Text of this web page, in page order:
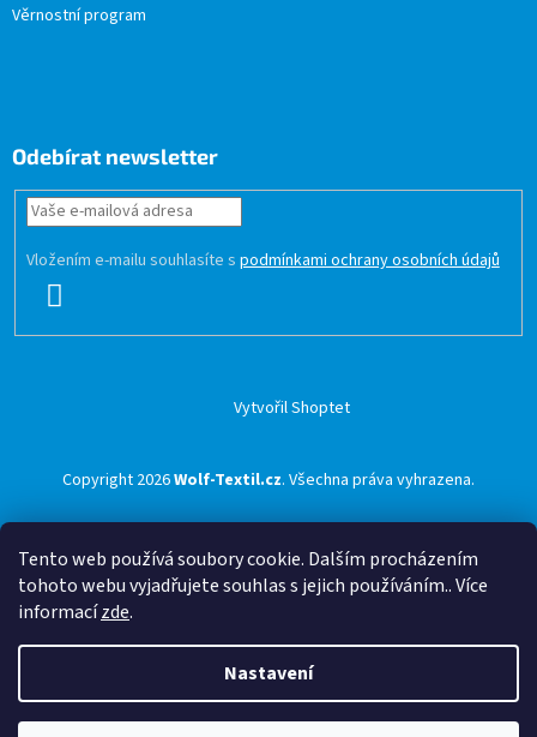
Tento web používá soubory cookie. Dalším procházením
tohoto webu vyjadřujete souhlas s jejich používáním.. Více
informacízde.
Nastavení
Věrnostní program
Odebírat newsletter
Vložením e-mailu souhlasíte s podmínkami ochrany osobních údajů
Vytvořil Shoptet
Copyright 2026Wolf-Textil.cz. Všechna práva vyhrazena.